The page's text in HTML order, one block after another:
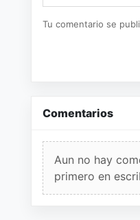
Tu comentario se
Comentarios
Aun no hay
primero en